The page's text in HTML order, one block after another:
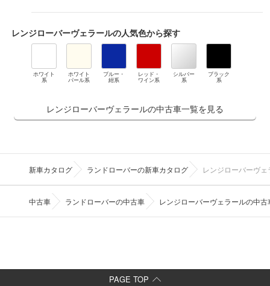
レンジローバーヴェラールの人気色から探す
ホワイト
系
ホワイト
パール系
ブルー・
紺系
レッド・
ワイン系
シルバー
系
ブラック
系
レンジローバーヴェラールの中古車一覧を見る
新車カタログ ランドローバーの新車カタログ レンジローバーヴ
中古車 ランドローバーの中古車 レンジローバーヴェラールの中古
PAGE TOP